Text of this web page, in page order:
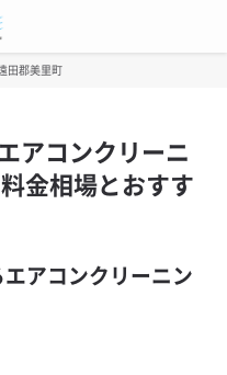
田郡美里町
アコンクリーニ
金相場とおすす
アコンクリーニン